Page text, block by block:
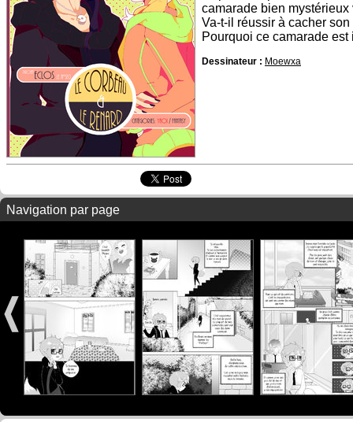
camarade bien
Va-t-il réussir à cacher
Pourquoi ce camarade est
Dessinateur : Moewxa
Navigation par page